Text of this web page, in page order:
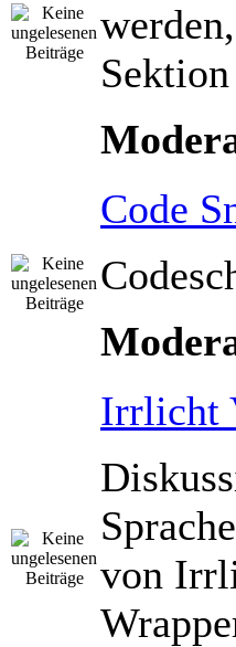
Code
Irrlicht
von